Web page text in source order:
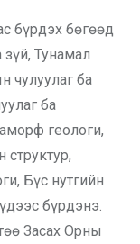
бүрдэх бөгөөд
Тунамал
чулуулаг ба
ба
геологи,
структур,
Бүс нутгийн
бүрдэнэ.
Засах Орны